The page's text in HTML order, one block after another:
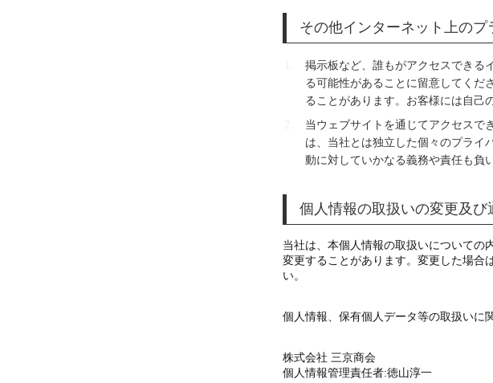
その他インターネット上の
掲示板など、誰もがアクセスできる
る可能性があることに留意してくだ
ることがあります。お客様には自己
当ウェブサイトを通じてアクセスで
は、当社とは独立した個々のプライ
動に対していかなる義務や責任も負
個人情報の取扱いの変更及び
当社は、本個人情報の取扱いについての
変更することがあります。変更した場合
い。
個人情報、保有個人データ等の取扱いに
株式会社 三京商会
個人情報管理責任者:徳山淳一